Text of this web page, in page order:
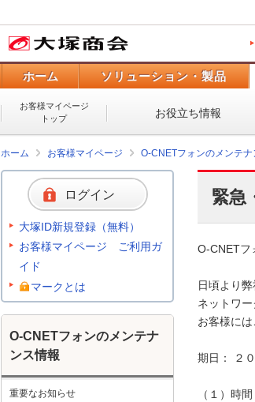
ホーム ソリューション・製品
お客様マイページ
トップ
お役立ち情報
ホーム お客様マイページ O-CNETフォンのメンテナ
緊急
O-CNETフ
日頃より
ネットワ
お客様に
期日： ２
（１）時
ログイン
大塚ID新規登録（無料）
お客様マイページ ご利用ガ
イド
マークとは
O-CNETフォンのメンテナ
ンス情報
重要なお知らせ